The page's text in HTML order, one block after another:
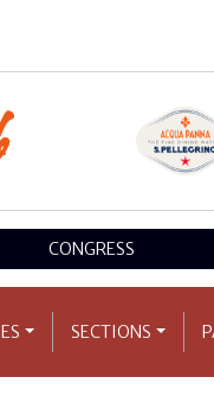
CONGRESS
SECTIONS